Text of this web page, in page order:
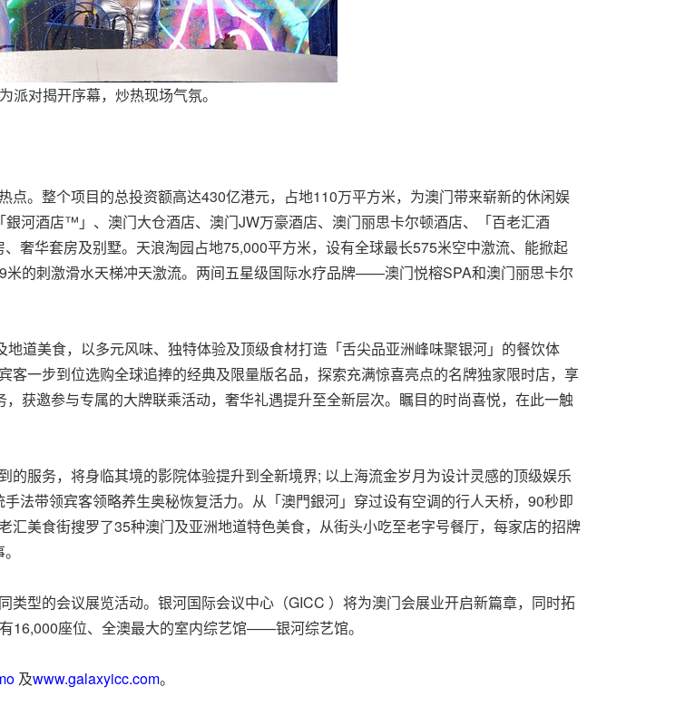
派对揭开序幕，炒热现场气氛。
。整个项目的总投资额高达430亿港元，占地110万平方米，为澳门带来崭新的休闲娱
河酒店™」、澳门大仓酒店、澳门JW万豪酒店、澳门丽思卡尔顿酒店、「百老汇酒
奢华套房及别墅。天浪淘园占地75,000平方米，设有全球最长575米空中激流、能掀起
的刺激滑水天梯冲天激流。两间五星级国际水疗品牌——澳门悦榕SPA和澳门丽思卡尔
道美食，以多元风味、独特体验及顶级食材打造「舌尖品亚洲峰味聚银河」的餐饮体
一步到位选购全球追捧的经典及限量版名品，探索充满惊喜亮点的名牌独家限时店，享
获邀参与专属的大牌联乘活动，奢华礼遇提升至全新层次。瞩目的时尚喜悦，在此一触
的服务，将身临其境的影院体验提升到全新境界; 以上海流金岁月为设计灵感的顶级娱乐
法带领宾客领略养生奥秘恢复活力。从「澳門銀河」穿过设有空调的行人天桥，90秒即
美食街搜罗了35种澳门及亚洲地道特色美食，从街头小吃至老字号餐厅，每家店的招牌
类型的会议展览活动。银河国际会议中心（GICC ）将为澳门会展业开启新篇章，同时拓
16,000座位、全澳最大的室内综艺馆——银河综艺馆。
及www.galaxyicc.com。